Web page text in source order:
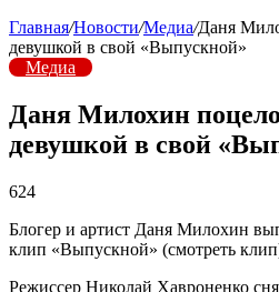
Главная/Новости/Медиа/Даня
девушкой в свой «Выпускной»
Медиа
Даня Милохин
девушкой в свой
624
Блогер и артист Даня Милохин
клип «Выпускной» (смотреть
Режиссер Николай Хавроненко